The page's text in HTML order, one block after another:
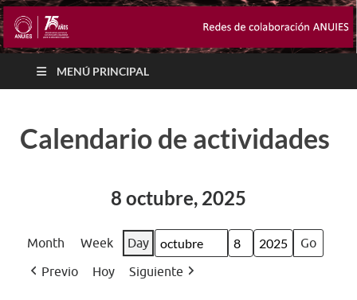
MENÚ PRINCIPAL
Calendario de actividades
8 octubre, 2025
Month Week Day
Month
Day
Year
Previo Hoy Siguiente